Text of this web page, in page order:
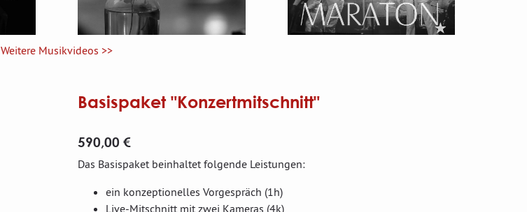
Weitere Musikvideos >>
Basispaket "Konzertmitschnitt"
590,00 €
Das Basispaket beinhaltet folgende Leistungen:
ein konzeptionelles Vorgespräch (1h)
Live-Mitschnitt mit zwei Kameras (4k)